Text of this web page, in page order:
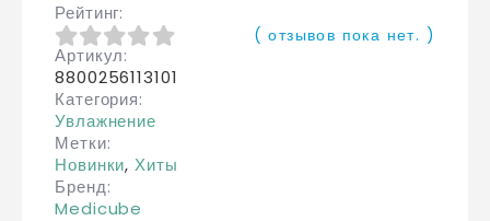
Рейтинг
0из 5
( отзывов пока нет. )
Артикул
8800256113101
Категория
Увлажнение
Метки
Новинки,Хиты
Бренд
Medicube